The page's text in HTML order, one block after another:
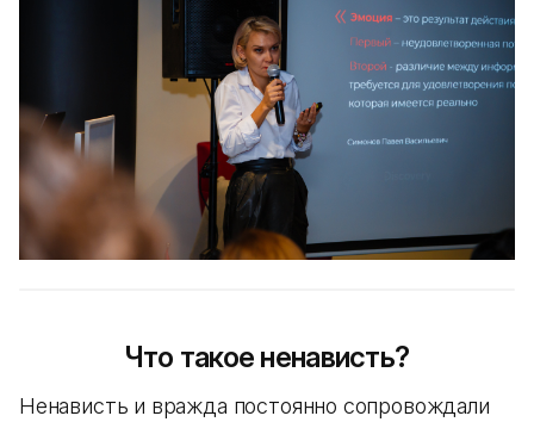
Что такое ненависть?
Ненависть и вражда постоянно сопровождали